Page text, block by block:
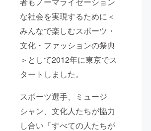
な社会を実現するために＜
みんなで楽しむスポーツ・
文化・ファッションの祭典
＞として2012年に東京でス
タートしました。
スポーツ選手、ミュージ
シャン、文化人たちが協力
し合い「すべての人たちが